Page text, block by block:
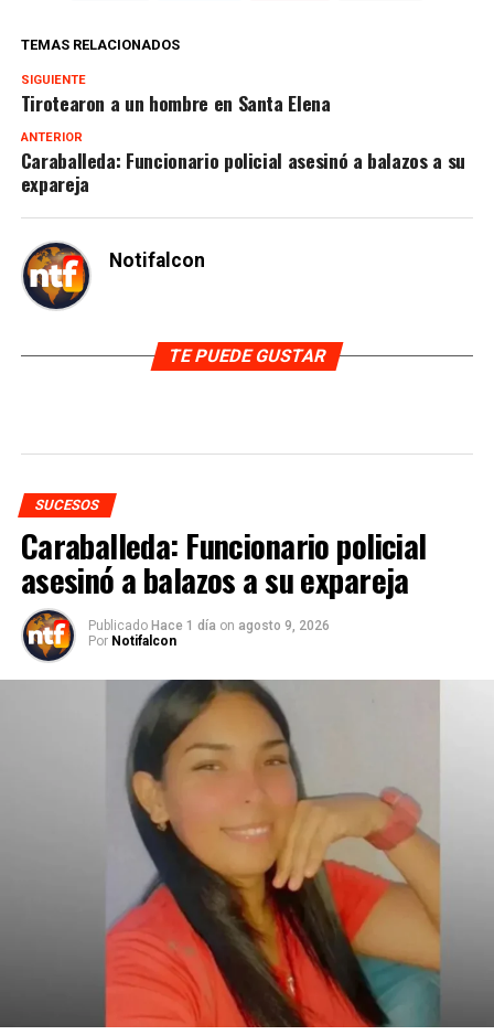
TEMAS RELACIONADOS
SIGUIENTE
Tirotearon a un hombre en Santa Elena
ANTERIOR
Caraballeda: Funcionario policial asesinó a balazos a su
expareja
Notifalcon
TE PUEDE GUSTAR
SUCESOS
Caraballeda: Funcionario policial
asesinó a balazos a su expareja
Publicado Hace 1 día on agosto 9, 2026
Por Notifalcon